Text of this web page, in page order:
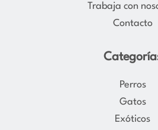
Trabaja con
Contacto
Perros
Gatos
Exóticos